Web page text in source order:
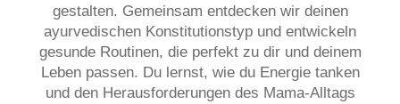
gestalten. Gemeinsam entdecken wir deinen
ayurvedischen Konstitutionstyp und entwickeln
gesunde Routinen, die perfekt zu dir und deinem
Leben passen. Du lernst, wie du Energie tanken
und den Herausforderungen des Mama-Alltags